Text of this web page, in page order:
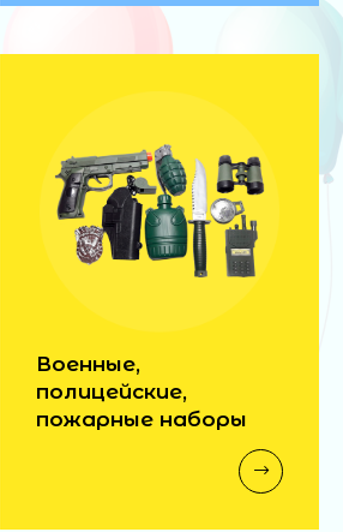
Военные,
полицейские,
пожарные наборы